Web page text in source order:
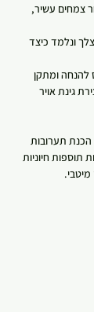
ממבחר צמחים עשיר,
ונלמד כיצד
ומתקן
גינת אויר
תערובות
תוספות חיוניות